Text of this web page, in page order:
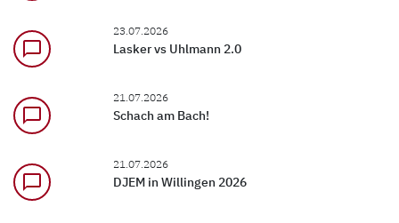
chat_bubble_outline
23.07.2026
Lasker vs Uhlmann 2.0
chat_bubble_outline
21.07.2026
Schach am Bach!
chat_bubble_outline
21.07.2026
DJEM in Willingen 2026